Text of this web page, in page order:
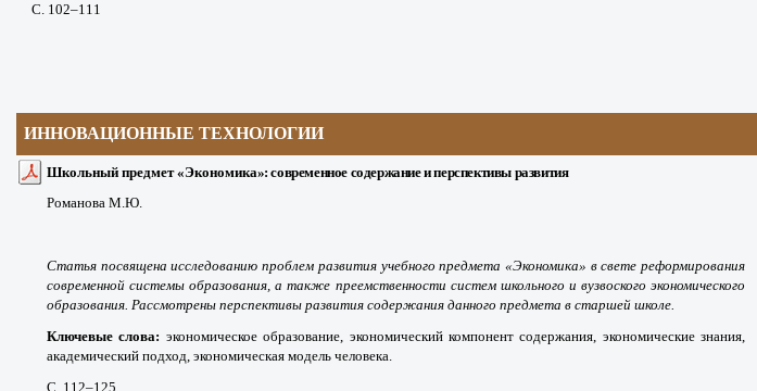
С. 102–111
ИННОВАЦИОННЫЕ ТЕХНОЛОГИИ
Школьный предмет«Экономика»: современное содержание и перспективы развития
Романова М.Ю.
Статья посвящена исследованию проблем развития учебного предмета «Экономика» в свете реформирования
современной системы образования, а также преемственности систем школьного и вузвоского экономического
образования. Рассмотрены перспективы развития содержания данного предмета в старшей школе.
Ключевые слова: экономическое образование, экономический компонент содержания, экономические знания,
академический подход, экономическая модель человека.
С. 112–125